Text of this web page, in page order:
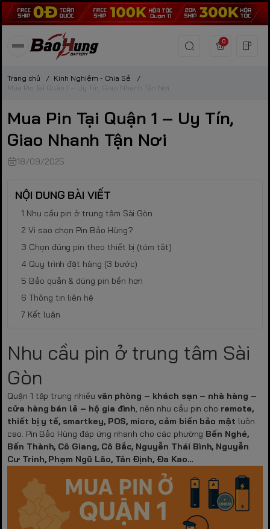
0
Trang chủ / Kinh Nghiệm - Chia Sẻ
/
Mua Pin Tại Quận 1 – Uy Tín, Giao Nhanh Tận Nơi
Mua Pin Tại Quận 1 – Uy Tín,
Giao Nhanh Tận Nơi
18/09/2025
NỘI DUNG BÀI VIẾT
Nhu cầu pin ở trung tâm Sài Gòn
Vì sao chọn Pin Bảo Hùng?
Chọn đúng pin theo thiết bị (tóm tắt)
Quy trình đặt hàng (3 bước)
Bảo quản & dùng pin bền hơn
Thông tin liên hệ
Kết luận
Nhu cầu pin ở trung tâm Sài
Gòn
Quận 1 tập trung nhiều văn phòng – khách sạn – nhà hàng –
cửa hàng bán lẻ – hộ gia đình, nên nhu cầu pin cho remote,
thiết bị y tế, smartkey, POS, micro, cảm biến bảo mật luôn
cao. Pin Bảo Hùng đáp ứng nhanh cho các phường Bến Nghé,
Bến Thành, Cô Giang, Cô Bắc, Nguyễn Thái Bình, Nguyễn
Cư Trinh, Phạm Ngũ Lão, Tân Định, Đa Kao…